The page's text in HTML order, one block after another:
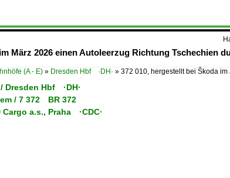
März 2026 einen Autoleerzug Richtung Tschechien
(A - E) » Dresden Hbf ·DH· » 372 010, hergestellt bei Škoda im
Dresden Hbf ·DH·
/ 7 372 BR 372
a.s., Praha ·CDC·